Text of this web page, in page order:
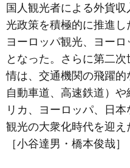
国人観光者による外貨
光政策を積極的に推進
ヨーロッパ観光、ヨー
となった。さらに第二
情は、交通機関の飛躍的
自動車道、高速鉄道）
リカ、ヨーロッパ、日
観光の大衆化時代を迎え
［小谷達男・橋本俊哉］